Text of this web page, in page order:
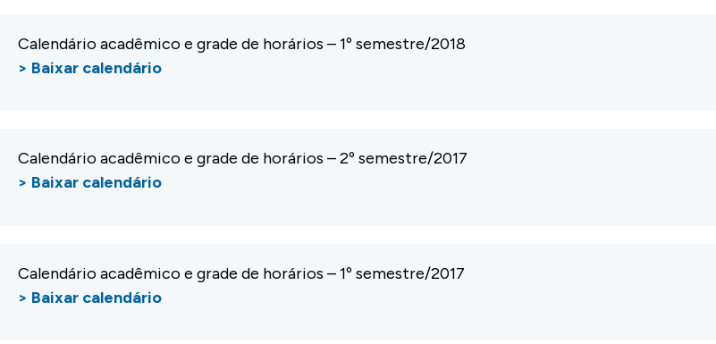
Calendário acadêmico e grade de horários – 1º semestre/2018
> Baixar calendário
Calendário acadêmico e grade de horários – 2º semestre/2017
> Baixar calendário
Calendário acadêmico e grade de horários – 1º semestre/2017
> Baixar calendário